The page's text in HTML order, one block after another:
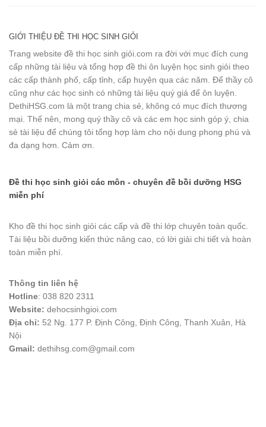
GIỚI THIỆU ĐỀ THI HỌC SINH GIỎI
Trang website đề thi học sinh giỏi.com ra đời với mục đích cung
cấp những tài liệu và tổng hợp đề thi ôn luyện học sinh giỏi theo
các cấp thành phố, cấp tỉnh, cấp huyện qua các năm. Để thầy cô
cũng như các học sinh có những tài liệu quý giá để ôn luyện.
DethiHSG.com là một trang chia sẻ, không có mục đích thương
mại. Thế nên, mong quý thầy cô và các em học sinh góp ý, chia
sẻ tài liệu để chúng tôi tổng hợp làm cho nội dung phong phú và
đa dạng hơn. Cảm ơn.
Đề thi học sinh giỏi các môn - chuyên đề bồi dưỡng HSG
miễn phí
Kho đề thi học sinh giỏi các cấp và đề thi lớp chuyên toàn quốc.
Tài liệu bồi dưỡng kiến thức nâng cao, có lời giải chi tiết và hoàn
toàn miễn phí.
Thông tin liên hệ
Hotline: 038 820 2311
Website: dehocsinhgioi.com
Địa chỉ: 52 Ng. 177 P. Định Công, Định Công, Thanh Xuân, Hà
Nội
Gmail: dethihsg.com@gmail.com